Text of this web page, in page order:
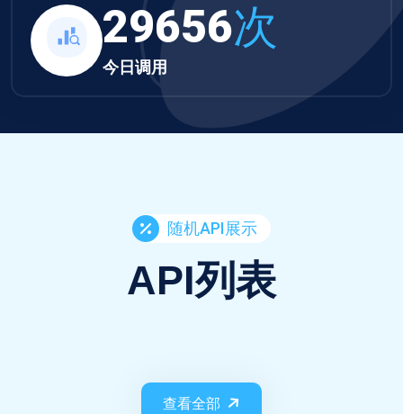
30679次
今日调用
随机API展示
API列表
查看全部